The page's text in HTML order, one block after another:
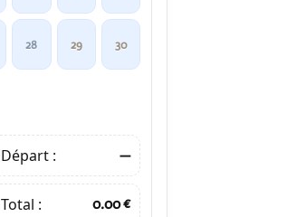
28 29 30
Départ : —
Total : 0.00 €